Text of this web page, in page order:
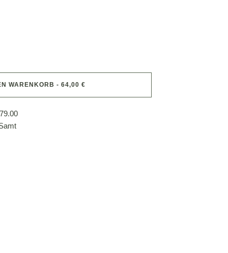
WARENKORB - 64,00 €